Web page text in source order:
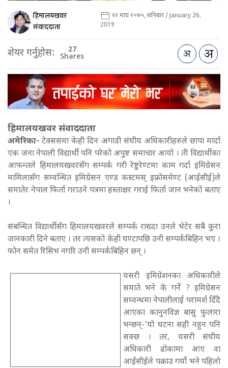
हिमालयखवर
संवाददाता
१२ माघ २०७५, शनिबार / January 26,
2019
शेयर गर्नुहोस: 27
Shares
हिमालयखवर संवाददाता
अमेरिका-टेक्ससमा केही दिन अगाडी संघीय अधिकारीहरुले छापा मार्दा
एक जना नेपाली विद्यार्थी पनि परेको अपुष्ट समाचार आयो । ती विद्यार्थीका
आफन्तले हिमालयखवरसँग सम्पर्क गरी रेष्टुरेण्टमा काम गर्दा इमिग्रेसन
मामिलासँग सम्वन्धित इमिग्रेसन एण्ड कस्टमस् इफ्रोसमेण्ट (आईसीई)ले
समातेर नेपाल फिर्ता गराउने पत्रमा हस्ताक्षर गराई फिर्ता जान भनेको बताए
।
संबन्धित विद्यार्थीसँग हिमालयखवरले सम्पर्क राख्दा उनले भेटेर सबै कुरा
जानकारी दिने बताए । तर त्यसको केही घण्टापछि उनी सम्पर्कबिहिन भए ।
फोन समेत रिसिभ नगरि उनी सम्पर्कबिहिन छन् ।
यसरी इमिग्रेशनका अधिकारीले
समाते भने के गर्ने ? इमिग्रेसन
सम्वन्धमा नेपालीलाई परामर्श दिँदै
आएका कानुनविज्ञ बासु फुलारा
भन्छन्-'यो घटना सही नहुन पनि
सक्छ । तर, यसरी संघीय
अधिकारी ढोकामा आए वा
आईसीईले पक्राउ गर्यो भने पहिलो